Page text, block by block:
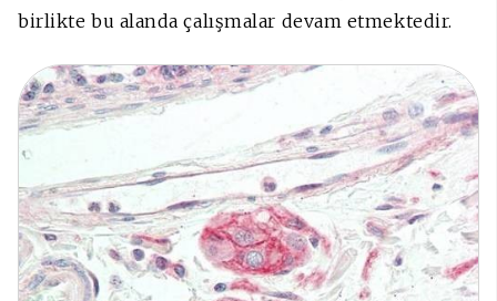
birlikte bu alanda çalışmalar devam etmektedir.